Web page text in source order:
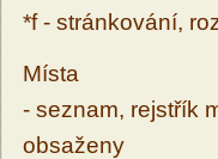
*f - stránkování,
Místa
- seznam, rejstřík
obsaženy